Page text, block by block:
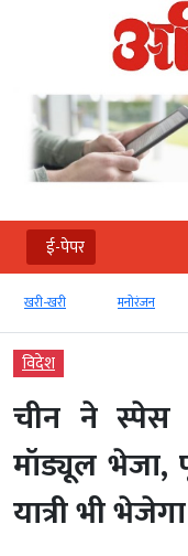
ई-पेपर
खरी-खरी मनोरंजन
विदेश
चीन ने
मॉड्यूल भेजा,
यात्री भी भेजेगा